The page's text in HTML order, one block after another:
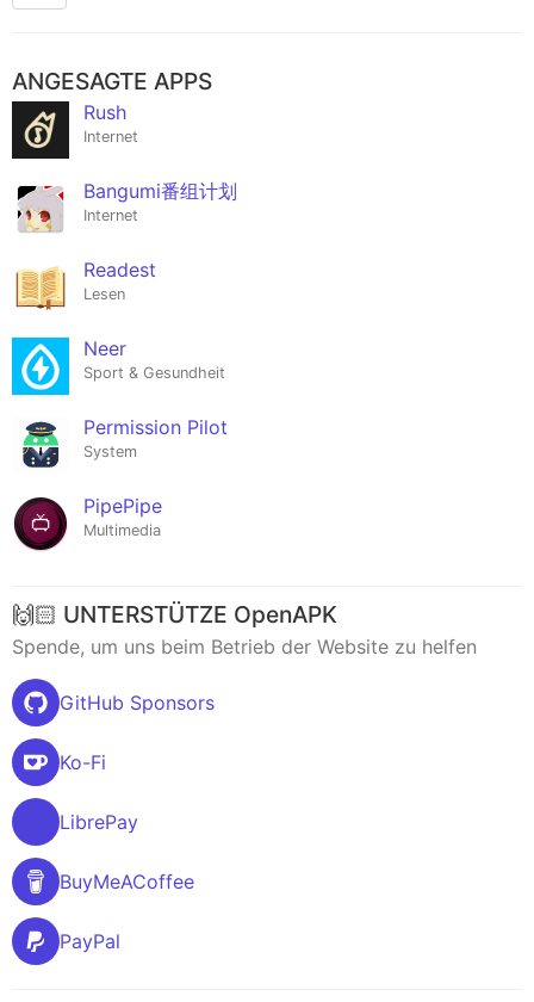
ANGESAGTE APPS
Rush
Internet
Bangumi番组计划
Internet
Readest
Lesen
Neer
Sport & Gesundheit
Permission Pilot
System
PipePipe
Multimedia
🙌🏻 UNTERSTÜTZE OpenAPK
Spende, um uns beim Betrieb der Website zu helfen
GitHub Sponsors
Ko-Fi
LibrePay
BuyMeACoffee
PayPal